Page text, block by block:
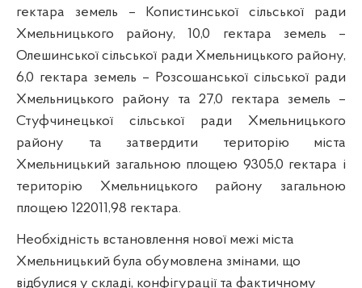
гектара земель – Копистинської сільської ради
Хмельницького району, 10,0 гектара земель –
Олешинської сільської ради Хмельницького району,
6,0 гектара земель – Розсошанської сільської ради
Хмельницького району та 27,0 гектара земель –
Стуфчинецької сільської ради Хмельницького
району та затвердити територію міста
Хмельницький загальною площею 9305,0 гектара і
територію Хмельницького району загальною
площею 122011,98 гектара.
Необхідність встановлення нової межі міста
Хмельницький була обумовлена змінами, що
відбулися у складі, конфігурації та фактичному